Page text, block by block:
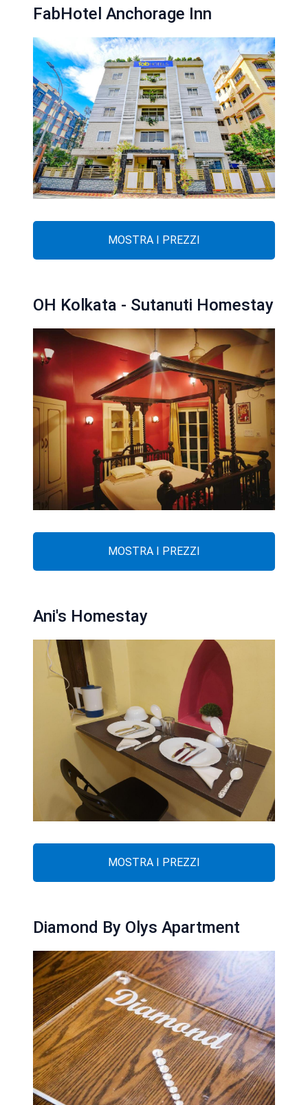
FabHotel Anchorage Inn
MOSTRA I PREZZI
OH Kolkata - Sutanuti Homestay
MOSTRA I PREZZI
Ani's Homestay
MOSTRA I PREZZI
Diamond By Olys Apartment